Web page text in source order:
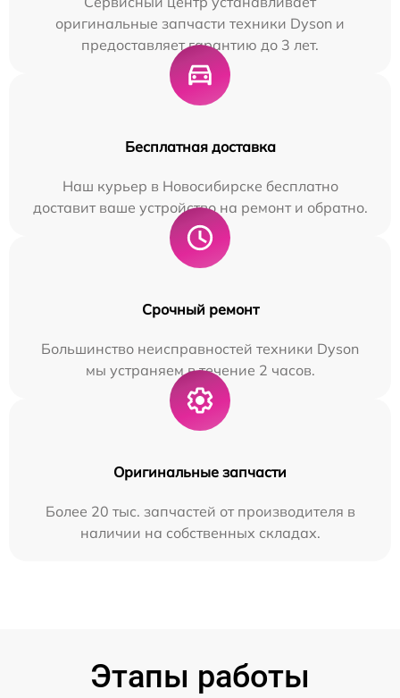
оригинальные запчасти техники Dyson и
предоставляет гарантию до 3 лет.
Бесплатная доставка
Наш курьер в Новосибирске бесплатно
доставит ваше устройство на ремонт и обратно.
Срочный ремонт
Большинство неисправностей техники Dyson
мы устраняем в течение 2 часов.
Оригинальные запчасти
Более 20 тыс. запчастей от производителя в
наличии на собственных складах.
Этапы работы